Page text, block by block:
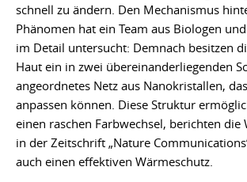
schnell zu ändern. Den Mechanismus
Phänomen hat ein Team aus Biologen
im Detail untersucht: Demnach besitzen
Haut ein in zwei übereinanderliegenden
angeordnetes Netz aus Nanokristallen,
anpassen können. Diese Struktur
einen raschen Farbwechsel, berichten die
in der Zeitschrift „Nature
auch einen effektiven Wärmeschutz.